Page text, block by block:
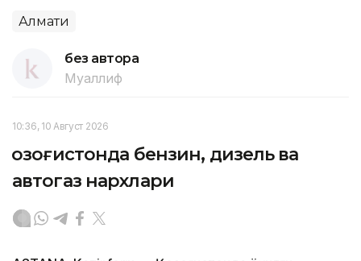
Алмати
без автора
Муаллиф
10:36, 10 Август 2026
Қозоғистонда бензин, дизель ва
автогаз нархлари